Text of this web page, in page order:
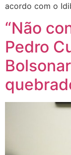
acordo com o
“Não
Pedro